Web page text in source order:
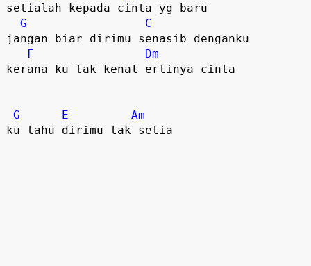
setialah kepada cinta yg baru
G
C
jangan biar dirimu senasib denganku
F
Dm
kerana ku tak kenal ertinya cinta
G E
Am
ku tahu dirimu tak setia